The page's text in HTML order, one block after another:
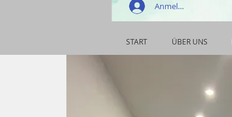
Anmelden
START ÜBER UNS